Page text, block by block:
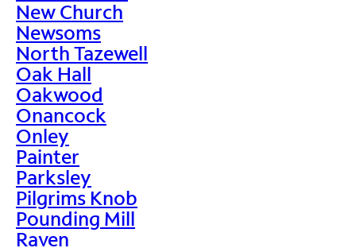
New Church
Newsoms
North Tazewell
Oak Hall
Oakwood
Onancock
Onley
Painter
Parksley
Pilgrims Knob
Pounding Mill
Raven